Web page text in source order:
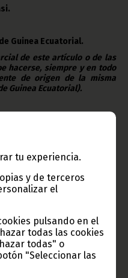
tu experiencia.
y de terceros
el
pulsando en el
todas las cookies
todas" o
"Seleccionar las
Guinea Ecuatorial.
de este artículo o de las
hacerse, siempre y en todo
de origen de la misma
Guinea Ecuatorial).
Ecuatorial